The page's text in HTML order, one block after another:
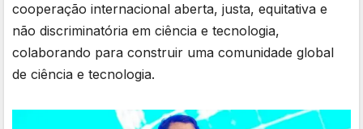
cooperação internacional aberta, justa, equitativa e
não discriminatória em ciência e tecnologia,
colaborando para construir uma comunidade global
de ciência e tecnologia.